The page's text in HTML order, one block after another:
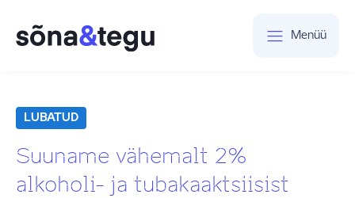
Menüü
LUBATUD
Suuname vähemalt 2%
alkoholi- ja tubakaaktsiisist